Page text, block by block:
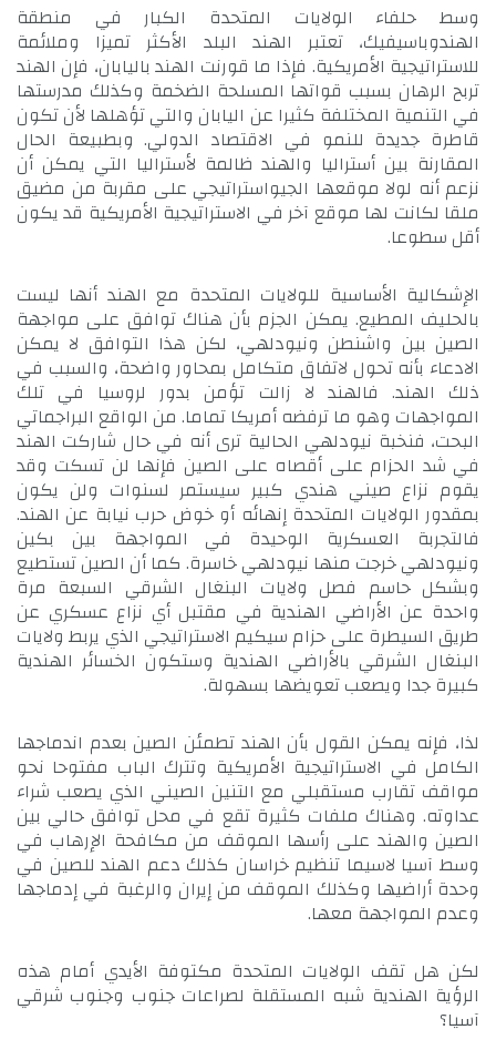
وسط حلفاء الولايات المتحدة الكبار في منطقة
الهندوباسيفيك، تعتبر الهند البلد الأكثر تميزا وملائمة
للاستراتيجية الأمريكية. فإذا ما قورنت الهند باليابان، فإن الهند
تربح الرهان بسبب قواتها المسلحة الضخمة وكذلك مدرستها
في التنمية المختلفة كثيرا عن اليابان والتي تؤهلها لأن تكون
قاطرة جديدة للنمو في الاقتصاد الدولي. وبطبيعة الحال
المقارنة بين أستراليا والهند ظالمة لأستراليا التي يمكن أن
نزعم أنه لولا موقعها الجيواستراتيجي على مقربة من مضيق
ملقا لكانت لها موقع آخر في الاستراتيجية الأمريكية قد يكون
أقل سطوعا.
الإشكالية الأساسية للولايات المتحدة مع الهند أنها ليست
بالحليف المطيع. يمكن الجزم بأن هناك توافق على مواجهة
الصين بين واشنطن ونيودلهي، لكن هذا التوافق لا يمكن
الادعاء بأنه تحول لاتفاق متكامل بمحاور واضحة، والسبب في
ذلك الهند. فالهند لا زالت تؤمن بدور لروسيا في تلك
المواجهات وهو ما ترفضه أمريكا تماما. من الواقع البراجماتي
البحت، فنخبة نيودلهي الحالية ترى أنه في حال شاركت الهند
في شد الحزام على أقصاه على الصين فإنها لن تسكت وقد
يقوم نزاع صيني هندي كبير سيستمر لسنوات ولن يكون
بمقدور الولايات المتحدة إنهائه أو خوض حرب نيابة عن الهند.
فالتجربة العسكرية الوحيدة في المواجهة بين بكين
ونيودلهي خرجت منها نيودلهي خاسرة. كما أن الصين تستطيع
وبشكل حاسم فصل ولايات البنغال الشرقي السبعة مرة
واحدة عن الأراضي الهندية في مقتبل أي نزاع عسكري عن
طريق السيطرة على حزام سيكيم الاستراتيجي الذي يربط ولايات
البنغال الشرقي بالأراضي الهندية وستكون الخسائر الهندية
كبيرة جدا ويصعب تعويضها بسهولة.
لذا، فإنه يمكن القول بأن الهند تطمئن الصين بعدم اندماجها
الكامل في الاستراتيجية الأمريكية وتترك الباب مفتوحا نحو
مواقف تقارب مستقبلي مع التنين الصيني الذي يصعب شراء
عداوته. وهناك ملفات كثيرة تقع في محل توافق حالي بين
الصين والهند على رأسها الموقف من مكافحة الإرهاب في
وسط آسيا لاسيما تنظيم خراسان كذلك دعم الهند للصين في
وحدة أراضيها وكذلك الموقف من إيران والرغبة في إدماجها
وعدم المواجهة معها.
لكن هل تقف الولايات المتحدة مكتوفة الأيدي أمام هذه
الرؤية الهندية شبه المستقلة لصراعات جنوب وجنوب شرقي
آسيا؟